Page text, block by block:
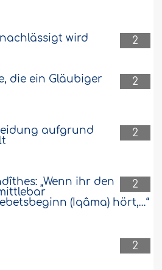
2
wird
2
die ein Gläubiger
2
aufgrund
2
„Wenn ihr den
(Iqâma) hört,…“
2